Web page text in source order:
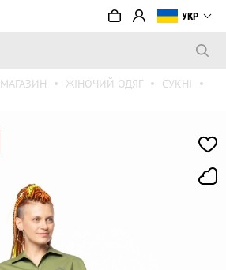
УКР
МАГАЗИН ЖІНОЧИЙ ОДЯГ
СУКНІ